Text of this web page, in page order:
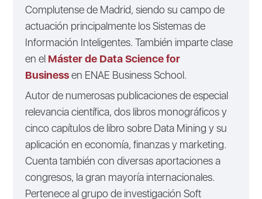
Complutense de Madrid, siendo su campo de
actuación principalmente los Sistemas de
Información Inteligentes. También imparte clase
en el Máster de Data Science for
Businessen ENAE Business School.
Autor de numerosas publicaciones de especial
relevancia científica, dos libros monográficos y
cinco capítulos de libro sobre Data Mining y su
aplicación en economía, finanzas y marketing.
Cuenta también con diversas aportaciones a
congresos, la gran mayoría internacionales.
Pertenece al grupo de investigación Soft